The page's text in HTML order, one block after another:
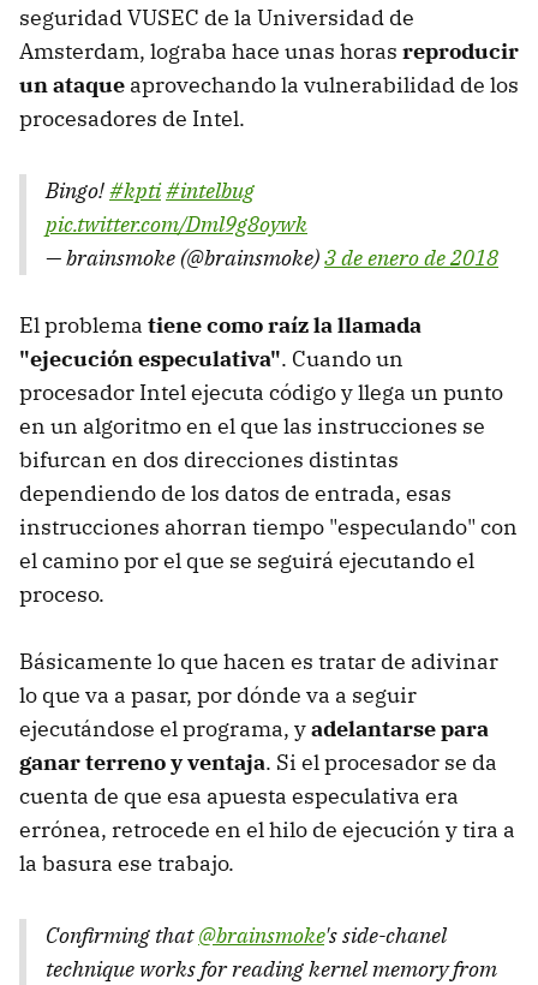
seguridad VUSEC de la Universidad de
Amsterdam, lograba hace unas horas reproducir
un ataque aprovechando la vulnerabilidad de los
procesadores de Intel.
Bingo!#kpti#intelbug
pic.twitter.com/Dml9g8oywk
— brainsmoke (@brainsmoke)3 de enero de 2018
El problema tiene como raíz la llamada
"ejecución especulativa". Cuando un
procesador Intel ejecuta código y llega un punto
en un algoritmo en el que las instrucciones se
bifurcan en dos direcciones distintas
dependiendo de los datos de entrada, esas
instrucciones ahorran tiempo "especulando" con
el camino por el que se seguirá ejecutando el
proceso.
Básicamente lo que hacen es tratar de adivinar
lo que va a pasar, por dónde va a seguir
ejecutándose el programa, yadelantarse para
ganar terreno y ventaja. Si el procesador se da
cuenta de que esa apuesta especulativa era
errónea, retrocede en el hilo de ejecución y tira a
la basura ese trabajo.
Confirming that@brainsmoke's side-chanel
technique works for reading kernel memory from